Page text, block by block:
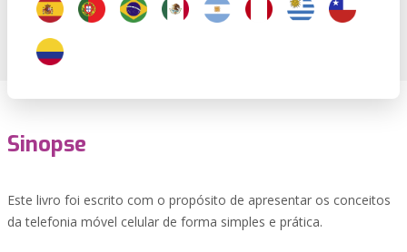
Sinopse
Este livro foi escrito com o propósito de apresentar os conceitos
da telefonia móvel celular de forma simples e prática.